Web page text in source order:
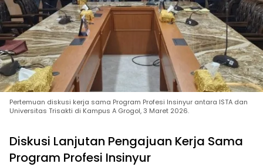
Pertemuan diskusi kerja sama Program Profesi Insinyur antara ISTA dan
Universitas Trisakti di Kampus A Grogol, 3 Maret 2026.
Diskusi Lanjutan Pengajuan Kerja Sama
Program Profesi Insinyur